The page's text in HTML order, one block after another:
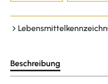
Beschreibung